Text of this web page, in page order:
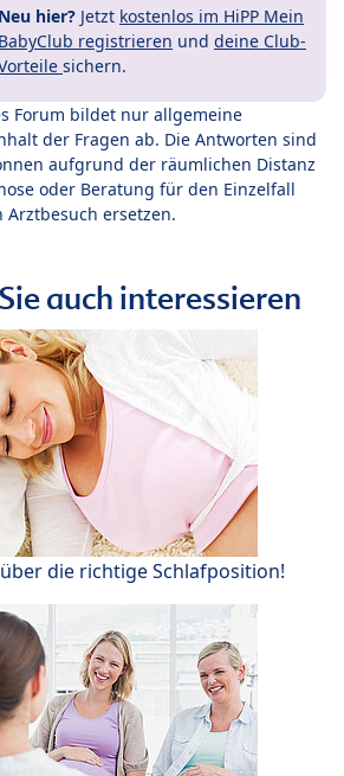
Neu hier? Jetzt kostenlos im HiPP Mein
BabyClub registrieren und deine Club-
sichern.
Forum bildet nur allgemeine
der Fragen ab. Die Antworten sind
aufgrund der räumlichen Distanz
oder Beratung für den Einzelfall
ersetzen.
auch interessieren
die richtige Schlafposition!